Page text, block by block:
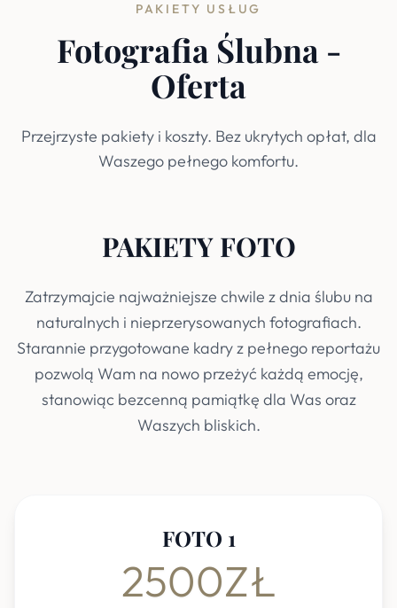
PAKIETY USŁUG
Fotografia Ślubna -
Oferta
Przejrzyste pakiety i koszty. Bez ukrytych opłat, dla
Waszego pełnego komfortu.
PAKIETY FOTO
Zatrzymajcie najważniejsze chwile z dnia ślubu na
naturalnych i nieprzerysowanych fotografiach.
Starannie przygotowane kadry z pełnego reportażu
pozwolą Wam na nowo przeżyć każdą emocję,
stanowiąc bezcenną pamiątkę dla Was oraz
Waszych bliskich.
FOTO 1
2500ZŁ